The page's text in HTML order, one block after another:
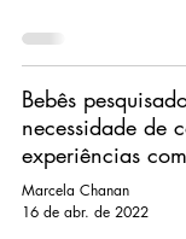
Bebês
necessidade de
experiências
Marcela Chanan
16 de abr. de 2022